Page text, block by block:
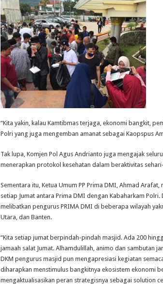
“Kita yakin, kalau Kamtibmas terjaga, ekonomi bangkit,
Polri yang juga mengemban amanat sebagai Kaopspus
Tak lupa, Komjen Pol Agus Andrianto juga mengajak
menerapkan protokol kesehatan dalam beraktivitas
Sementara itu, Ketua Umum PP Prima DMI, Ahmad
setiap Jumat antara Prima DMI dengan Kabaharkam
melibatkan pengurus PRIMA DMI di beberapa wilayah
Utara, dan Banten.
“Kita setiap jumat berpindah-pindah masjid. Ada 200
jamaah salat Jumat. Alhamdulillah, animo dan sambutan
DKM pengurus masjid pun mengapresiasi kegiatan
diharapkan menstimulus bangkitnya ekosistem ekonomi
mengaktualisasikan peran strategisnya sebagai solution